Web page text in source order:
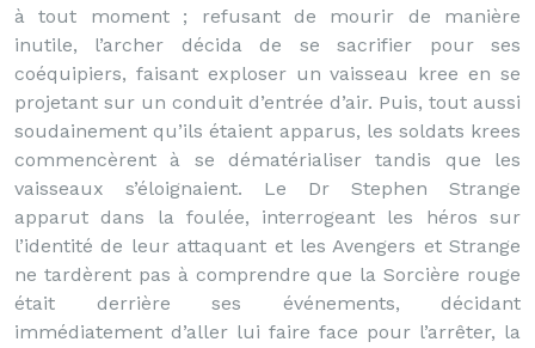
à tout moment ; refusant de mourir de manière
inutile, l’archer décida de se sacrifier pour ses
coéquipiers, faisant exploser un vaisseau kree en se
projetant sur un conduit d’entrée d’air. Puis, tout aussi
soudainement qu’ils étaient apparus, les soldats krees
commencèrent à se dématérialiser tandis que les
vaisseaux s’éloignaient. Le Dr Stephen Strange
apparut dans la foulée, interrogeant les héros sur
l’identité de leur attaquant et les Avengers et Strange
ne tardèrent pas à comprendre que la Sorcière rouge
était derrière ses événements, décidant
immédiatement d’aller lui faire face pour l’arrêter, la